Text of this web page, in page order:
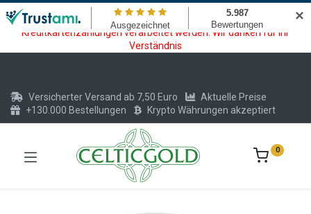
Wartungsarbeiten am Kreditkarten und Krypto Bezahlmodul. In der
Zeit vom 20.07. - 09.08.2026 können keine Krypto oder
Kreditkartenzahlungen verarbeitet werden. Wir danken für Ihr
Verständnis
Versicherter Versand ab 7,50 Euro
Aktuelle Preise
+130.000 Bestellungen
Krypto Währungen akzeptiert
0
✕